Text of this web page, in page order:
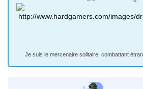
Je suis le mercenaire solitaire, combattant